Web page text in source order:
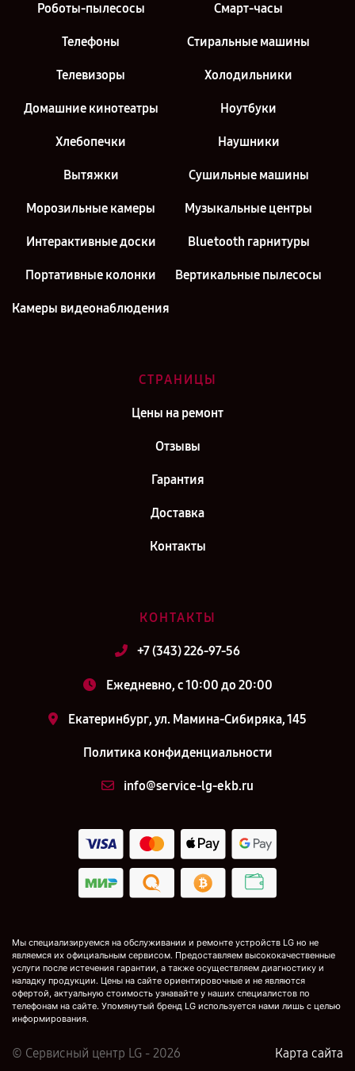
Роботы-пылесосы Смарт-часы
Телефоны Стиральные машины
Телевизоры Холодильники
Домашние кинотеатры Ноутбуки
Хлебопечки Наушники
Вытяжки Сушильные машины
Морозильные камеры Музыкальные центры
Интерактивные доски Bluetooth гарнитуры
Портативные колонки Вертикальные пылесосы
Камеры видеонаблюдения
СТРАНИЦЫ
Цены на ремонт
Отзывы
Гарантия
Доставка
Контакты
КОНТАКТЫ
+7 (343) 226-97-56
Ежедневно, с 10:00 до 20:00
Екатеринбург, ул. Мамина-Сибиряка, 145
Политика конфиденциальности
info@service-lg-ekb.ru
Мы специализируемся на обслуживании и ремонте устройств LG но не
являемся их официальным сервисом. Предоставляем высококачественные
услуги после истечения гарантии, а также осуществляем диагностику и
наладку продукции. Цены на сайте ориентировочные и не являются
офертой, актуальную стоимость узнавайте у наших специалистов по
телефонам на сайте. Упомянутый бренд LG используется нами лишь с целью
информирования.
© Сервисный центр LG - 2026 Карта сайта